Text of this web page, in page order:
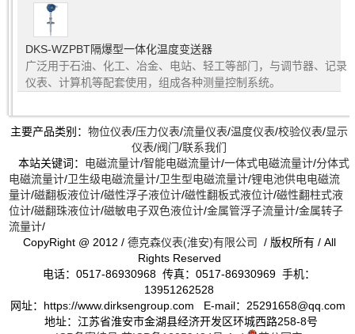
DKS-WZPBT隔爆型一体化温度变送器
广泛用于石油、化工、冶金、电站、轻工等部门，与调节器、记录
仪表、计算机等配套使用，组成各种测量控制系统。
主要产品类别： 物位仪表/压力仪表/流量仪表/温度仪表/校验仪表/显示
仪表/阀门/联系我们
本站关键词： 电磁流量计/智能电磁流量计/一体式电磁流量计/分体式
电磁流量计/卫生级电磁流量计/卫生型电磁流量计/锂电池供电电磁流
量计/磁翻板液位计/磁性浮子液位计/磁性翻板式液位计/磁性翻柱式液
位计/磁翻珠液位计/磁敏电子双色液位计/金属管浮子流量计/金属转子
流量计/
CopyRight @ 2012 / 德克森仪表(淮安)有限公司 / 版权所有 / All
Rights Reserved
电话：0517-86930968 传真：0517-86930969 手机：
13951262528
网址：https://www.dirksengroup.com E-mail：25291658@qq.com
地址：江苏省淮安市金湖县经济开发区环城西路258-8号